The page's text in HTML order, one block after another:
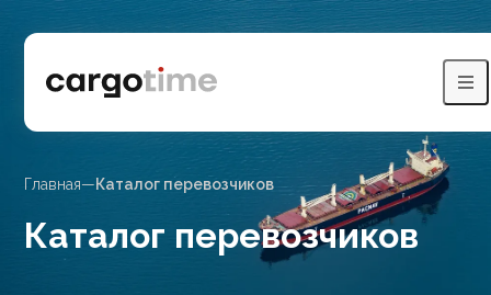
Главная—Каталог перевозчиков
Каталог перевозчиков